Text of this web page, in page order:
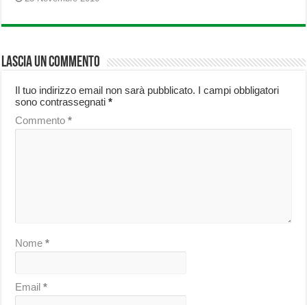
Lascia un commento
Il tuo indirizzo email non sarà pubblicato. I campi obbligatori
sono contrassegnati*
Commento*
Nome*
Email*